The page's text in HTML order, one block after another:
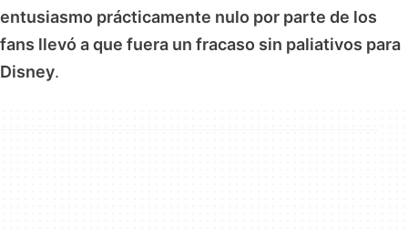
entusiasmo prácticamente nulo por parte de los
fans llevó a que fuera un fracaso sin paliativos para
Disney.